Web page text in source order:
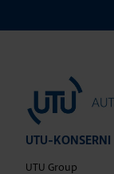
UTU-KONSERNI
UTU Group